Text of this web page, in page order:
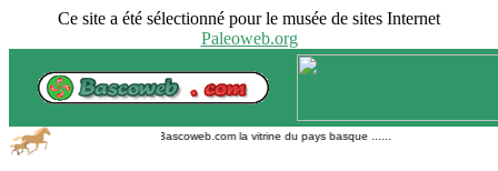
Ce site a été sélectionné pour le musée de sites Internet
Paleoweb.org
Bascoweb.com la vitrine du pays basque ......